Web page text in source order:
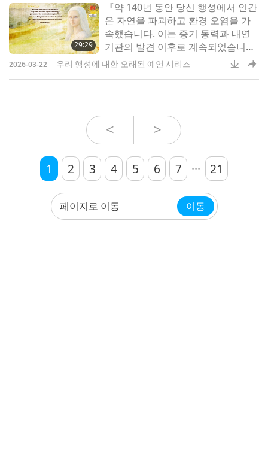
아무것도 아니지만‍
29:29
『약 140년 동안 당신 행성에서 인간
은 자연을‍ 파괴하고 환경 오염을‍ 가
속했습니다.‍ 이는 증기 동력과 내연
기관의 발견 이후로 계속되었습니다.‍
이 상황을 돌이킬 수 없게 되기 전에
주의 비밀을 밝히는 꿈을 꾸신 적이
있으신가요?‍ 프랑스의 탐
2026-03-22 우리 행성에 대한 오래된 예언 시리즈
< >
1 2 3 4 5 6 7 ... 21
페이지로 이동 이동